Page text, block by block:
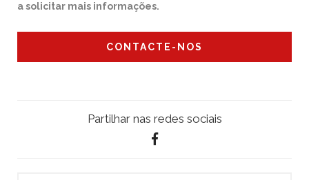
a solicitar mais informações.
CONTACTE-NOS
Partilhar nas redes sociais